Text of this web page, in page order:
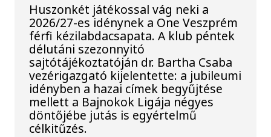
Huszonkét játékossal vág neki a
2026/27-es idénynek a One Veszprém
férfi kézilabdacsapata. A klub péntek
délutáni szezonnyitó
sajtótájékoztatóján dr. Bartha Csaba
vezérigazgató kijelentette: a jubileumi
idényben a hazai címek begyűjtése
mellett a Bajnokok Ligája négyes
döntőjébe jutás is egyértelmű
célkitűzés.